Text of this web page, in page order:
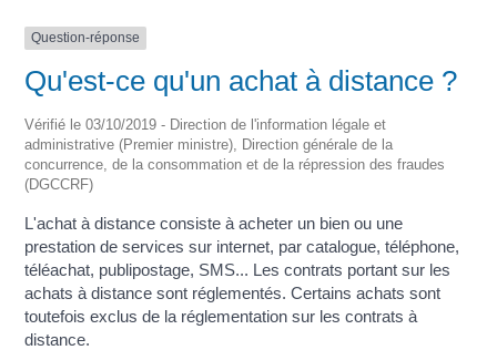
Question-réponse
Qu'est-ce qu'un achat à distance ?
Vérifié le 03/10/2019 - Direction de l'information légale et
administrative (Premier ministre), Direction générale de la
concurrence, de la consommation et de la répression des fraudes
(DGCCRF)
L'achat à distance consiste à acheter un bien ou une
prestation de services sur internet, par catalogue, téléphone,
téléachat, publipostage, SMS... Les contrats portant sur les
achats à distance sont réglementés. Certains achats sont
toutefois exclus de la réglementation sur les contrats à
distance.